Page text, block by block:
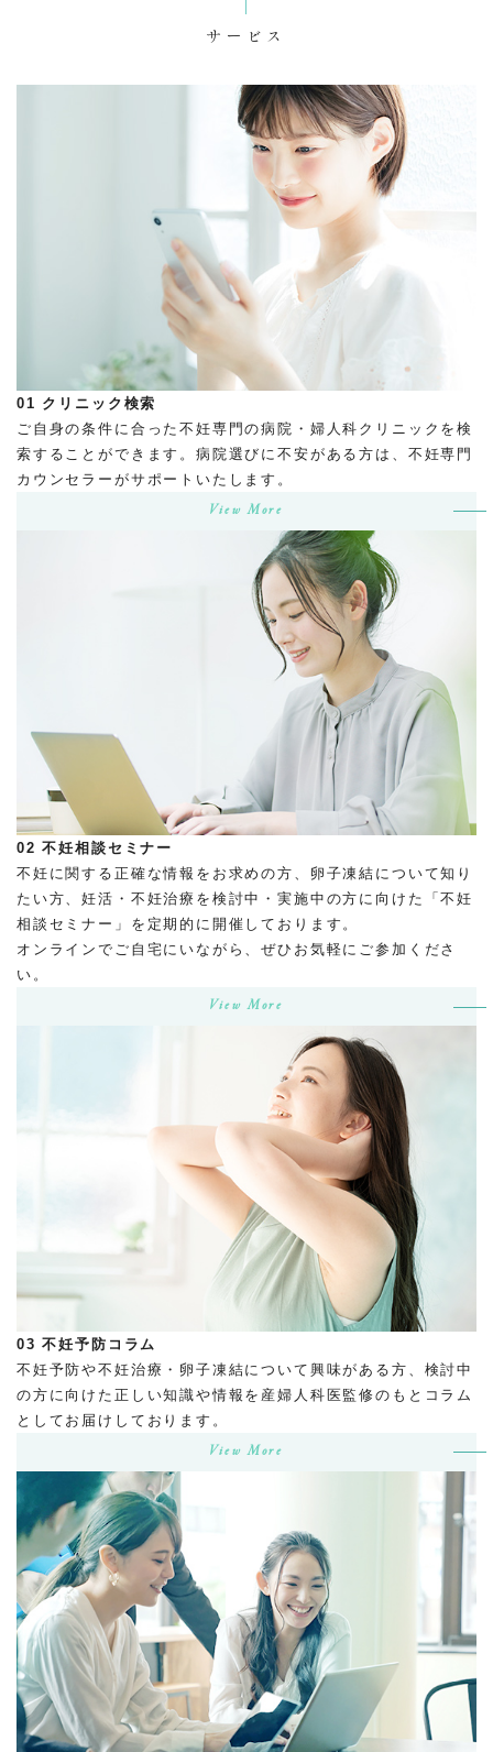
サービス
01 クリニック検索
ご自身の条件に合った不妊専門の病院・婦人科クリニックを検
索することができます。病院選びに不安がある方は、不妊専門
カウンセラーがサポートいたします。
View More
02 不妊相談セミナー
不妊に関する正確な情報をお求めの方、卵子凍結について知り
たい方、妊活・不妊治療を検討中・実施中の方に向けた「不妊
相談セミナー」を定期的に開催しております。
オンラインでご自宅にいながら、ぜひお気軽にご参加くださ
い。
View More
03 不妊予防コラム
不妊予防や不妊治療・卵子凍結について興味がある方、検討中
の方に向けた正しい知識や情報を産婦人科医監修のもとコラム
としてお届けしております。
View More